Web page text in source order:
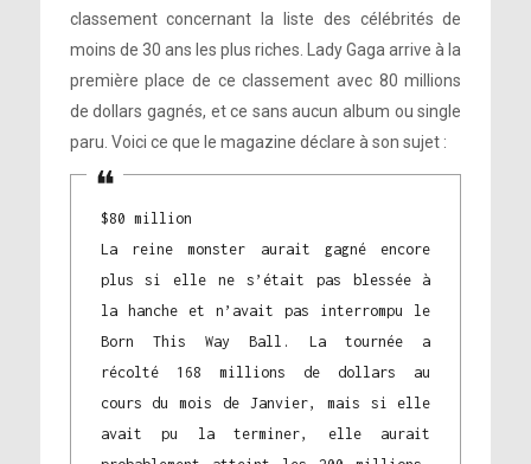
classement concernant la liste des célébrités de
moins de 30 ans les plus riches. Lady Gaga arrive à la
première place de ce classement avec 80 millions
de dollars gagnés, et ce sans aucun album ou single
paru. Voici ce que le magazine déclare à son sujet :
$80 million
La reine monster aurait gagné encore
plus si elle ne s’était pas blessée à
la hanche et n’avait pas interrompu le
Born This Way Ball. La tournée a
récolté 168 millions de dollars au
cours du mois de Janvier, mais si elle
avait pu la terminer, elle aurait